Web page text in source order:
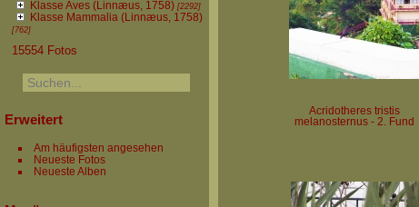
Klasse Aves (Linnæus, 1758)[2292]
Klasse Mammalia (Linnæus, 1758)
[762]
15554 Fotos
Erweitert
Am häufigsten angesehen
Neueste Fotos
Neueste Alben
Acridotheres tristis
melanosternus - 2. Fund